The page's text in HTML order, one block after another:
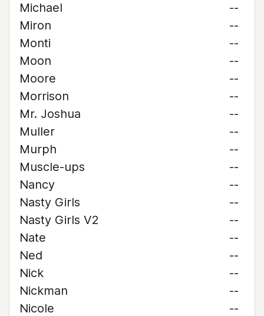
Michael
--
Miron
--
Monti
--
Moon
--
Moore
--
Morrison
--
Mr. Joshua
--
Muller
--
Murph
--
Muscle-ups
--
Nancy
--
Nasty Girls
--
Nasty Girls V2
--
Nate
--
Ned
--
Nick
--
Nickman
--
Nicole
--